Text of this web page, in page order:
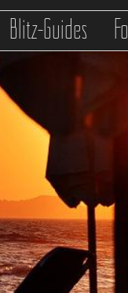
Blitz-Guides